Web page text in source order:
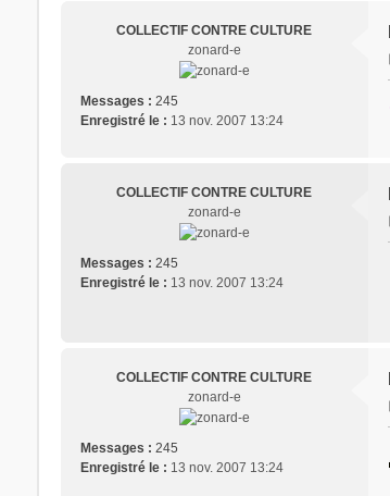
COLLECTIF CONTRE CULTURE
zonard-e
Messages : 245
Enregistré le : 13 nov. 2007 13:24
COLLECTIF CONTRE CULTURE
zonard-e
Messages : 245
Enregistré le : 13 nov. 2007 13:24
COLLECTIF CONTRE CULTURE
zonard-e
Messages : 245
Enregistré le : 13 nov. 2007 13:24